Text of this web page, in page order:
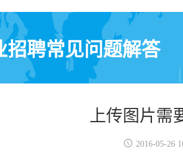
招聘常见问题解答
上传图片需
 2016-05-26